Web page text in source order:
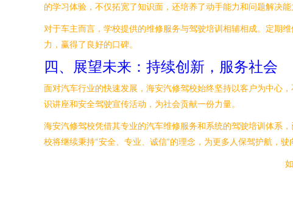
的学习体验，不仅拓宽了知识面，还培养了动手能力和问题解决能
对于车主而言，学校提供的维修服务与驾驶培训相辅相成。定期
力，赢得了良好的口碑。
四、展望未来：持续创新，服务社会
面对汽车行业的快速发展，海安汽修驾校始终坚持以客户为中心
识讲座和安全驾驶宣传活动，为社会贡献一份力量。
海安汽修驾校凭借其专业的汽车维修服务和系统的驾驶培训体系
校将继续秉持“安全、专业、诚信”的理念，为更多人保驾护航，驶